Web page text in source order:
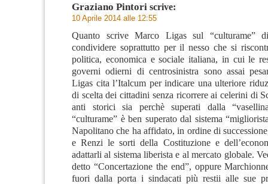
Graziano Pintori scrive:
10 Aprile 2014 alle 12:55
Quanto scrive Marco Ligas sul “culturame”
condividere soprattutto per il nesso che si
politica, economica e sociale italiana, in cui le
governi odierni di centrosinistra sono assai
Ligas cita l’Italcum per indicare una ulteriore
di scelta dei cittadini senza ricorrere ai celerini di
anti storici sia perchè superati dalla
“culturame” è ben superato dal sistema
Napolitano che ha affidato, in ordine di
e Renzi le sorti della Costituzione e
adattarli al sistema liberista e al mercato globale.
detto “Concertazione the end”, oppure
fuori dalla porta i sindacati più restii alle sue